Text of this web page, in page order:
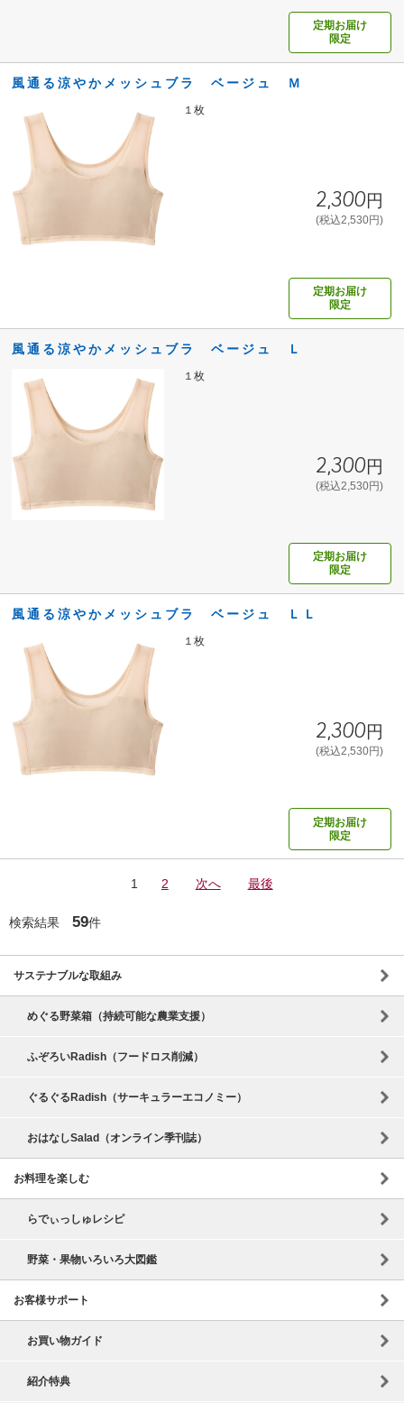
定期お届け
限定
風通る涼やかメッシュブラ ベージュ Ｍ
１枚
2,300円
(税込2,530円)
定期お届け
限定
風通る涼やかメッシュブラ ベージュ Ｌ
１枚
2,300円
(税込2,530円)
定期お届け
限定
風通る涼やかメッシュブラ ベージュ ＬＬ
１枚
2,300円
(税込2,530円)
定期お届け
限定
1 2 次へ 最後
検索結果 59件
サステナブルな取組み
めぐる野菜箱（持続可能な農業支援）
ふぞろいRadish（フードロス削減）
ぐるぐるRadish（サーキュラーエコノミー）
おはなしSalad（オンライン季刊誌）
お料理を楽しむ
らでぃっしゅレシピ
野菜・果物いろいろ大図鑑
お客様サポート
お買い物ガイド
紹介特典